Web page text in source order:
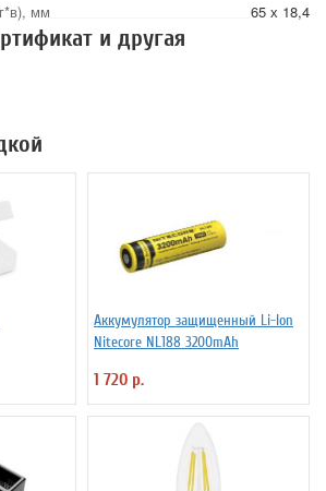
мм 65 х 18,4
и другая
Аккумулятор защищенный Li-Ion
Niteсore NL188 3200mAh
1 720 р.